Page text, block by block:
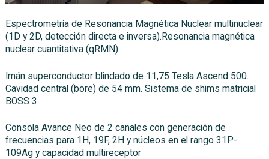
Espectrometría de Resonancia Magnética Nuclear multinuclear
(1D y 2D, detección directa e inversa).Resonancia magnética
nuclear cuantitativa (qRMN).
Imán superconductor blindado de 11,75 Tesla Ascend 500.
Cavidad central (bore) de 54 mm. Sistema de shims matricial
BOSS 3
Consola Avance Neo de 2 canales con generación de
frecuencias para 1H, 19F, 2H y núcleos en el rango 31P-
109Ag y capacidad multireceptor